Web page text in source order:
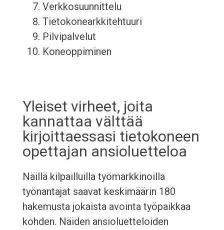
Verkkosuunnittelu
Tietokonearkkitehtuuri
Pilvipalvelut
Koneoppiminen
Yleiset virheet, joita
kannattaa välttää
kirjoittaessasi tietokoneen
opettajan ansioluetteloa
Näillä kilpailluilla työmarkkinoilla
työnantajat saavat keskimäärin 180
hakemusta jokaista avointa työpaikkaa
kohden. Näiden ansioluetteloiden